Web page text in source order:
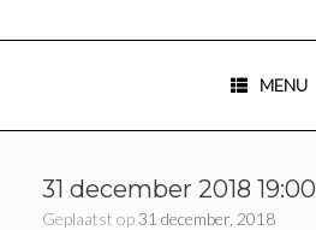
MENU
31 december 2018 19:00
Geplaatst op31 december, 2018